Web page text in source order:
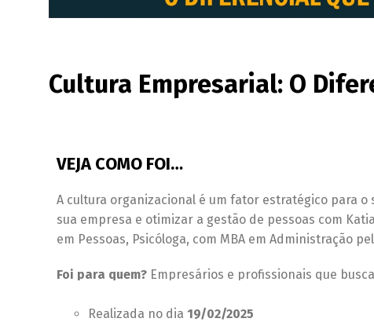
Cultura Empresarial: O
VEJA COMO FOI…
A cultura organizacional é um fator estratégico para
sua empresa e otimizar a gestão de pessoas com
em Pessoas, Psicóloga, com MBA em Administração
Foi para quem? Empresários e profissionais que
Realizada no dia 19/02/2025